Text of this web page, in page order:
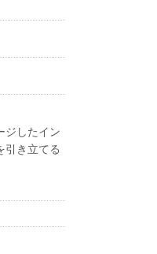
ジしたイン
引き立てる